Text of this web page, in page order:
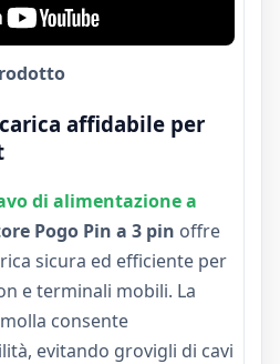
affidabile per
di alimentazione a
Pogo Pin a 3 pin offre
sicura ed efficiente per
e terminali mobili. La
consente
evitando grovigli di cavi